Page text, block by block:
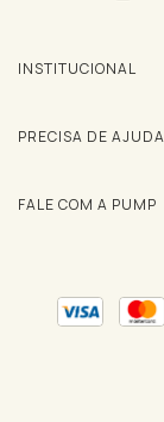
INSTITUCIONAL
PRECISA DE
FALE COM A PUMP